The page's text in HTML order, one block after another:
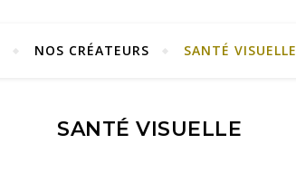
NOS CRÉATEURS SANTÉ VISUELLE
SANTÉ VISUELLE